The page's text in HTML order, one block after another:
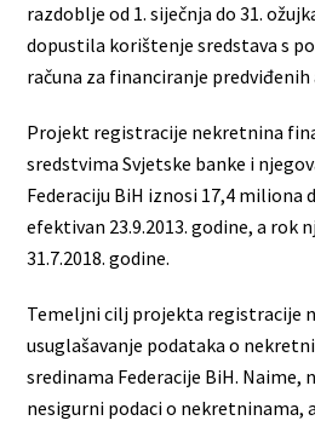
razdoblje od 1. siječnja do 31.
dopustila korištenje sredstava s
računa za financiranje
Projekt registracije nekretnina
sredstvima Svjetske banke i
Federaciju BiH iznosi 17,4 miliona
efektivan 23.9.2013. godine, a rok
31.7.2018. godine.
Temeljni cilj projekta registracije
usuglašavanje podataka o
sredinama Federacije BiH. Naime,
nesigurni podaci o nekretninama,